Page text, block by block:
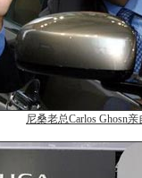
尼桑老总Carlos Ghosn